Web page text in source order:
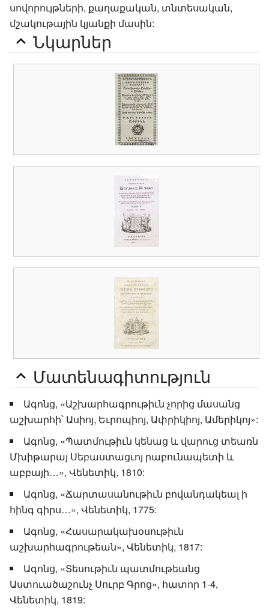
սովորույթների, քաղաքական, տնտեսական,
մշակութային կյանքի մասին:
Նկարներ
Մատենագիտություն
Ագոնց, «Աշխարհագրութիւն չորից մասանց
աշխարհի՝ Ասիոյ, Եւրոպիոյ, Ափրիկիոյ, Ամերիկոյ»:
Ագոնց, «Պատմութիւն կենաց և վարուց տեառն
Մխիթարայ Սեբաստացւոյ րաբունապետի և
աբբայի…», Վենետիկ, 1810:
Ագոնց, «Ճարտասանութիւն բովանդակեալ ի
հինգ գիրս…», Վենետիկ, 1775:
Ագոնց, «Հասարակախօսութիւն
աշխարհագրութեան», Վենետիկ, 1817:
Ագոնց, «Տեսութիւն պատմութեանց
Աստուածաշունչ Սուրբ Գրոց», հատոր 1-4,
Վենետիկ, 1819: